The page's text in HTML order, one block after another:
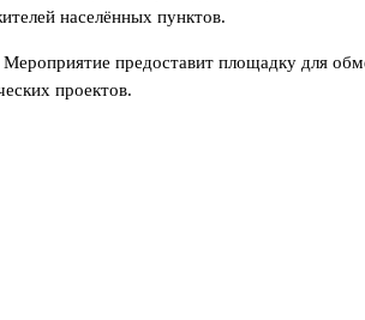
населённых пунктов.
Мероприятие предоставит площадку для
проектов.